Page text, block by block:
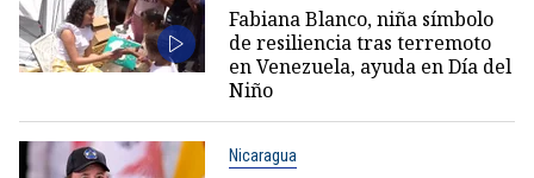
Fabiana Blanco, niña símbolo
de resiliencia tras terremoto
en Venezuela, ayuda en Día del
Niño
Nicaragua